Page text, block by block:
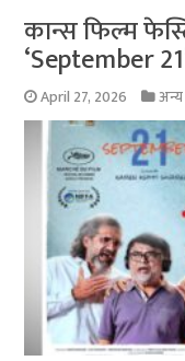
कान्स फिल्म
‘September
April 27, 2026 अन्य